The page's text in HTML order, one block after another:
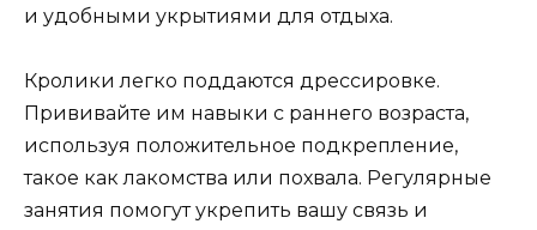
и удобными укрытиями для отдыха.
Кролики легко поддаются дрессировке.
Прививайте им навыки с раннего возраста,
используя положительное подкрепление,
такое как лакомства или похвала. Регулярные
занятия помогут укрепить вашу связь и